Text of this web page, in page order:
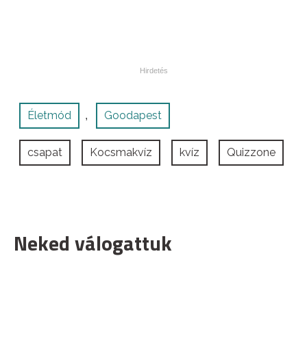
Életmód , Goodapest
csapat Kocsmakvíz kvíz Quizzone
Neked válogattuk